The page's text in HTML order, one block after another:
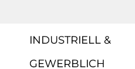
INDUSTRIELL &
GEWERBLICH